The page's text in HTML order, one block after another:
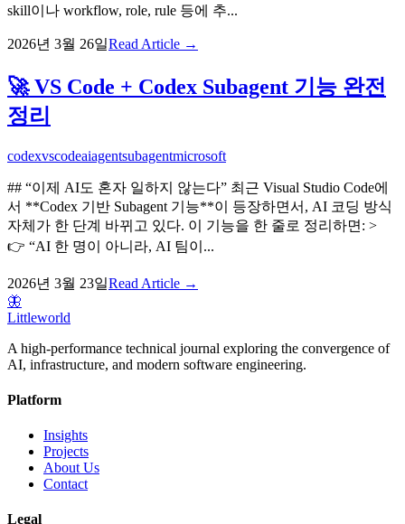
skill이나 workflow, role, rule 등에 추...
2026년 3월 26일Read Article →
🚀 VS Code + Codex Subagent 기능 완전
정리
codexvscodeaiagentsubagentmicrosoft
## “이제 AI도 혼자 일하지 않는다” 최근 Visual Studio Code에
서 **Codex 기반 Subagent 기능**이 등장하면서, AI 코딩 방식
자체가 한 단계 바뀌고 있다. 이 기능을 한 줄로 정리하면: >
👉 “AI 한 명이 아니라, AI 팀이...
2026년 3월 23일Read Article →
🦋
Littleworld
A high-performance technical journal exploring the convergence of
AI, infrastructure, and modern software engineering.
Platform
Insights
Projects
About Us
Contact
Legal